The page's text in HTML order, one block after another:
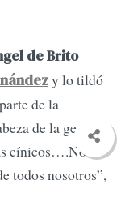
de Brito
y lo tildó
de la
de la gente'.
cínicos….No
todos nosotros”,